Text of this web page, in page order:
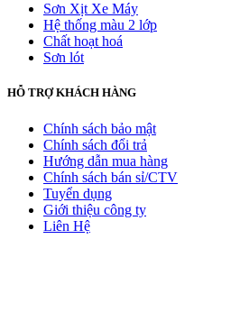
Sơn Xịt Xe Máy
Hệ thống màu 2 lớp
Chất hoạt hoá
Sơn lót
HỖ TRỢ KHÁCH HÀNG
Chính sách bảo mật
Chính sách đổi trả
Hướng dẫn mua hàng
Chính sách bán sỉ/CTV
Tuyển dụng
Giới thiệu công ty
Liên Hệ